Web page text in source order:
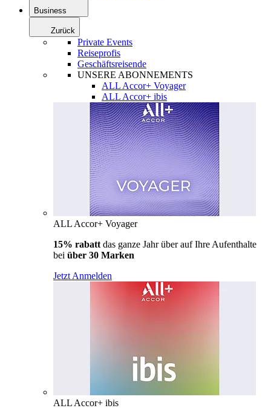
Business
Zurück
Private Events
Reiseprofis
Geschäftsreisende
UNSERE ABONNEMENTS
ALL Accor+ Voyager
ALL Accor+ ibis
ALL Accor+ Voyager
15% rabatt das ganze Jahr über auf Ihre Aufenthalte
bei über 30 Marken
Jetzt Anmelden
ALL Accor+ ibis